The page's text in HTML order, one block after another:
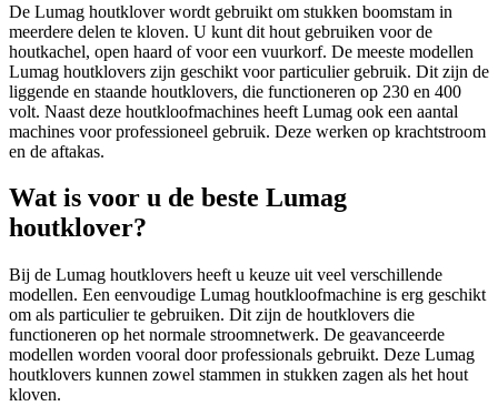
De Lumag houtklover wordt gebruikt om stukken boomstam in
meerdere delen te kloven. U kunt dit hout gebruiken voor de
houtkachel, open haard of voor een vuurkorf. De meeste modellen
Lumag houtklovers zijn geschikt voor particulier gebruik. Dit zijn de
liggende en staande houtklovers, die functioneren op 230 en 400
volt. Naast deze houtkloofmachines heeft Lumag ook een aantal
machines voor professioneel gebruik. Deze werken op krachtstroom
en de aftakas.
Wat is voor u de beste Lumag
houtklover?
Bij de Lumag houtklovers heeft u keuze uit veel verschillende
modellen. Een eenvoudige Lumag houtkloofmachine is erg geschikt
om als particulier te gebruiken. Dit zijn de houtklovers die
functioneren op het normale stroomnetwerk. De geavanceerde
modellen worden vooral door professionals gebruikt. Deze Lumag
houtklovers kunnen zowel stammen in stukken zagen als het hout
kloven.